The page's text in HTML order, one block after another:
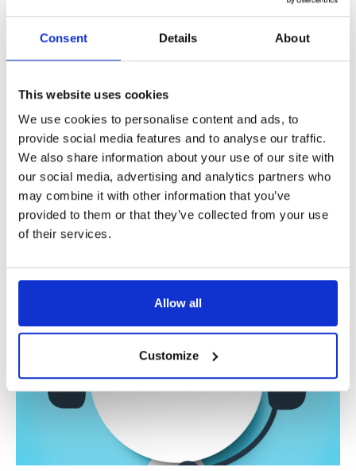
Consent Details About
This website uses cookies
We use cookies to personalise content and ads, to
provide social media features and to analyse our traffic.
We also share information about your use of our site with
our social media, advertising and analytics partners who
may combine it with other information that you’ve
provided to them or that they’ve collected from your use
of their services.
Allow all
Customize